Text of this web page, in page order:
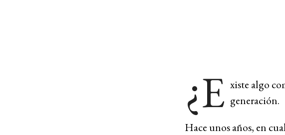
¿E xiste algo
generación.
Hace unos años, en